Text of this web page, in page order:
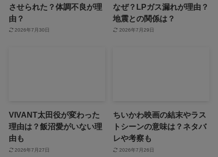
させられた？体調不良が理
由？
2026年7月30日
なぜ？LPガス漏れが理由？
地震との関係は？
2026年7月29日
VIVANT太田役が変わった
理由は？飯沼愛がいない理
由も
2026年7月27日
ちいかわ映画の結末やラス
トシーンの意味は？ネタバ
レや考察も
2026年7月26日